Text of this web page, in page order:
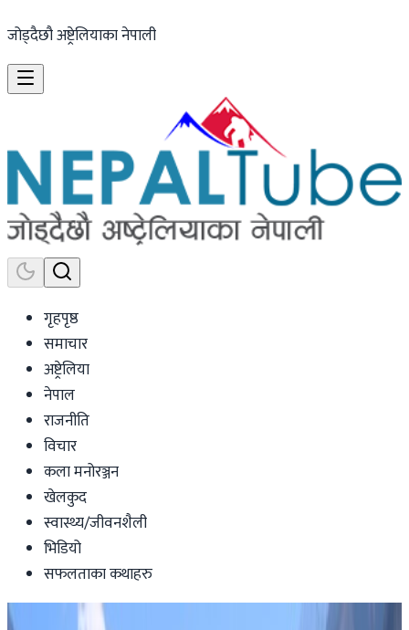
जोड्दैछौ अष्ट्रेलियाका नेपाली
गृहपृष्ठ
समाचार
अष्ट्रेलिया
नेपाल
राजनीति
विचार
कला मनोरञ्जन
खेलकुद
स्वास्थ्य/जीवनशैली
भिडियो
सफलताका कथाहरु
Nepal